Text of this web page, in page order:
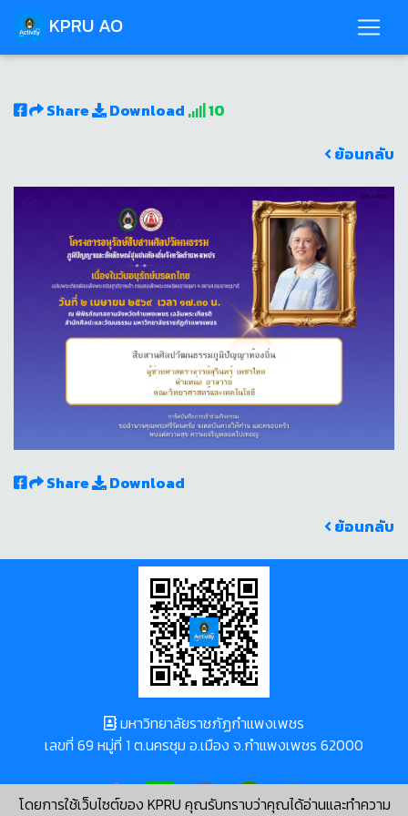
KPRU AO
Share Download
10
ย้อนกลับ
Share
Download
ย้อนกลับ
โดยการใช้เว็บไซต์ของ KPRU คุณรับทราบว่าคุณได้อ่านและทำความ
มหาวิทยาลัยราชภัฏกำแพงเพชร
เลขที่ 69 หมู่ที่ 1 ต.นครชุม อ.เมือง จ.กำแพงเพชร 62000